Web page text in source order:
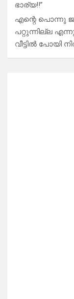
ഭാര്യ!!”
എന്റെ പൊന്നു
പറ്റുന്നില്ല
വീട്ടിൽ പോയി